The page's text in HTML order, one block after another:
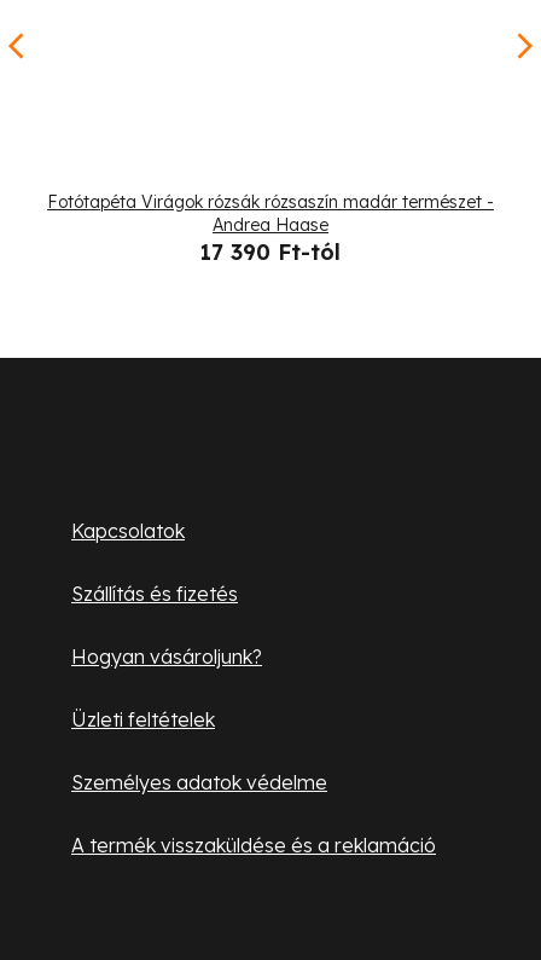
Fotótapéta Virágok rózsák rózsaszín madár természet -
Andrea Haase
17 390 Ft-tól
Kapcsolatok
Szállítás és fizetés
Hogyan vásároljunk?
Üzleti feltételek
Személyes adatok védelme
A termék visszaküldése és a reklamáció